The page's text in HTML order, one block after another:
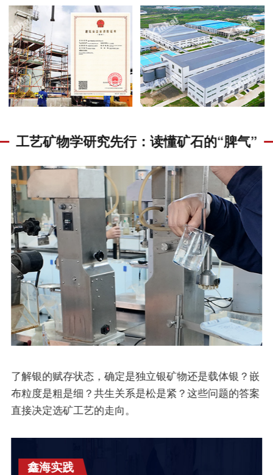
工艺矿物学研究先行：读懂矿石的“脾气”
了解银的赋存状态，确定是独立银矿物还是载体银？嵌
布粒度是粗是细？共生关系是松是紧？这些问题的答案
直接决定选矿工艺的走向。
鑫海实践